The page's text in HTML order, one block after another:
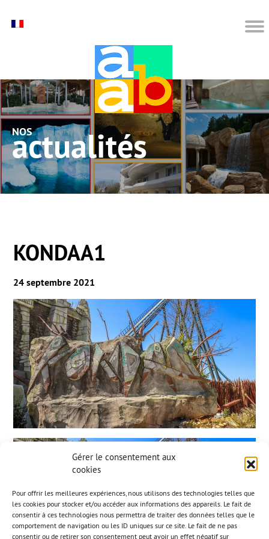
Gérer le consentement aux
cookies
Pour offrir les meilleures expériences, nous utilisons des technologies telles que
les cookies pour stocker et/ou accéder aux informations des appareils. Le fait de
consentir à ces technologies nous permettra de traiter des données telles que le
comportement de navigation ou les ID uniques sur ce site. Le fait de ne pas
consentir ou de retirer son consentement peut avoir un effet négatif sur
nos actualités
KONDAA1
24 septembre 2021